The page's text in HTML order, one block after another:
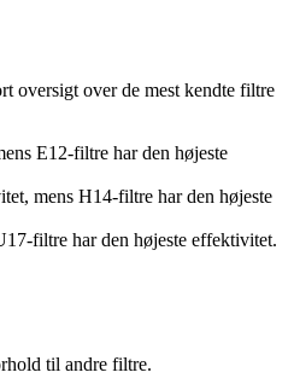
oversigt over de mest kendte filtre
E12-filtre har den højeste
mens H14-filtre har den højeste
filtre har den højeste effektivitet.
til andre filtre.